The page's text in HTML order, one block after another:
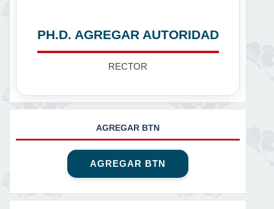
PH.D. AGREGAR AUTORIDAD
RECTOR
AGREGAR BTN
AGREGAR BTN